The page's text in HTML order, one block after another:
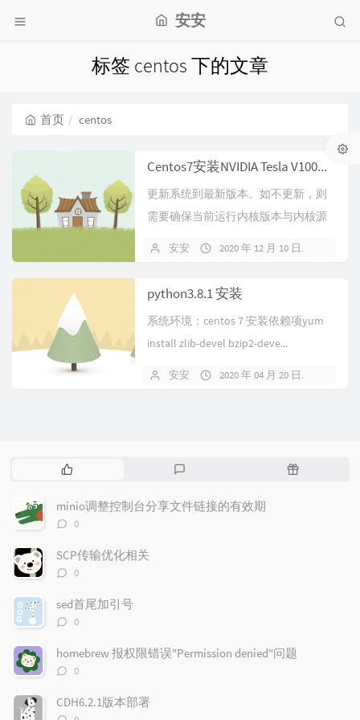
安安
标签 centos 下的文章
首页 centos
Centos7安装NVIDIA Tesla V100显卡驱动
更新系统到最新版本。如不更新，则
需要确保当前运行内核版本与内核源
安安 2020 年 12 月 10 日
python3.8.1 安装
系统环境：centos 7 安装依赖项yum
install zlib-devel bzip2-deve...
安安 2020 年 04 月 20 日
热
文
章
评
随
minio调整控制台分享文件链接的有效期
评
数：
0
SCP传输优化相关
评
数：
0
sed首尾加引号
评
数：
0
homebrew 报权限错误"Permission denied"问题
评
数：
0
CDH6.2.1版本部署
评